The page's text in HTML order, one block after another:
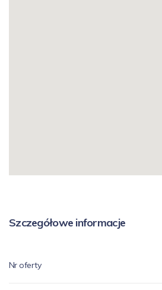
Szczegółowe informacje
Nr oferty